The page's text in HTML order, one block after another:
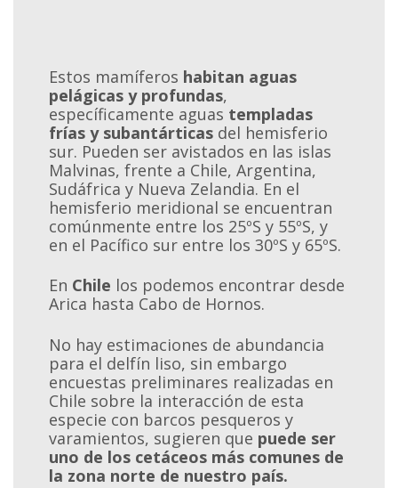
Estos mamíferos habitan aguas
pelágicas y profundas,
específicamente aguas templadas
frías y subantárticas del hemisferio
sur. Pueden ser avistados en las islas
Malvinas, frente a Chile, Argentina,
Sudáfrica y Nueva Zelandia. En el
hemisferio meridional se encuentran
comúnmente entre los 25ºS y 55ºS, y
en el Pacífico sur entre los 30ºS y 65ºS.
En Chile los podemos encontrar desde
Arica hasta Cabo de Hornos.
No hay estimaciones de abundancia
para el delfín liso, sin embargo
encuestas preliminares realizadas en
Chile sobre la interacción de esta
especie con barcos pesqueros y
varamientos, sugieren que puede ser
uno de los cetáceos más comunes de
la zona norte de nuestro país.